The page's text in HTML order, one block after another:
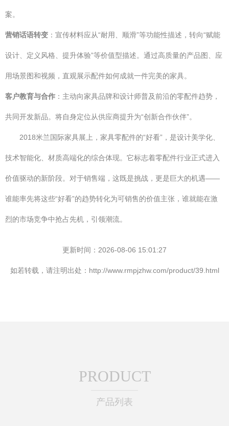
案。
营销话语转变 ：宣传材料应从“耐用、顺滑”等功能性描述，转向“赋能
设计、定义风格、提升体验”等价值型描述。通过高质量的产品图、应
用场景图和视频，直观展示配件如何成就一件完美的家具。
客户教育与合作 ：主动向家具品牌和设计师普及前沿的零配件趋势，
共同开发新品。将自身定位从供应商提升为“创新合作伙伴”。
2018米兰国际家具展上，家具零配件的“好看”，是设计美学化、
技术智能化、材质高端化的综合体现。它标志着零配件行业正式进入
价值驱动的新阶段。对于销售端，这既是挑战，更是巨大的机遇——
谁能率先将这些“好看”的趋势转化为可销售的价值主张，谁就能在激
烈的市场竞争中抢占先机，引领潮流。
更新时间：2026-08-06 15:01:27
如若转载，请注明出处：http://www.rmpjzhw.com/product/39.html
PRODUCT
产品列表